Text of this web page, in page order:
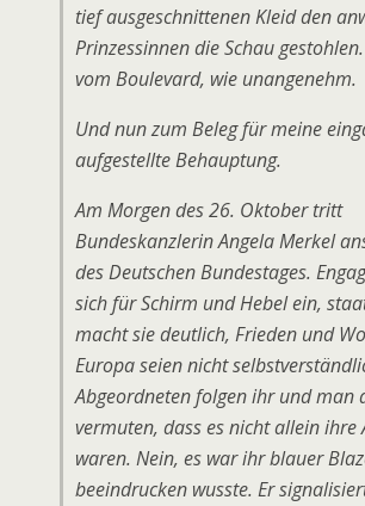
tief ausgeschnittenen Kleid den
Prinzessinnen die Schau
vom Boulevard, wie unangenehm.
Und nun zum Beleg für meine
aufgestellte Behauptung.
Am Morgen des 26. Oktober tritt
Bundeskanzlerin Angela Merkel
des Deutschen Bundestages.
sich für Schirm und Hebel ein,
macht sie deutlich, Frieden und
Europa seien nicht
Abgeordneten folgen ihr und man
vermuten, dass es nicht allein ihre
waren. Nein, es war ihr blauer
beeindrucken wusste. Er